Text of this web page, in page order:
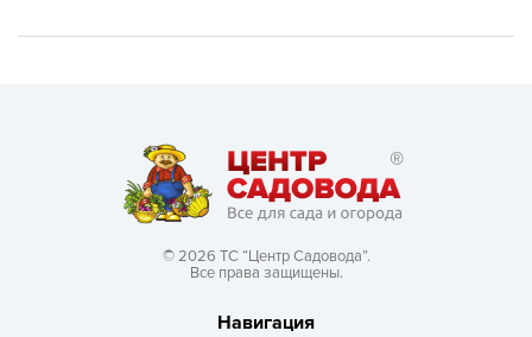
© 2026 ТС “Центр Садовода”.
Все права защищены.
Навигация